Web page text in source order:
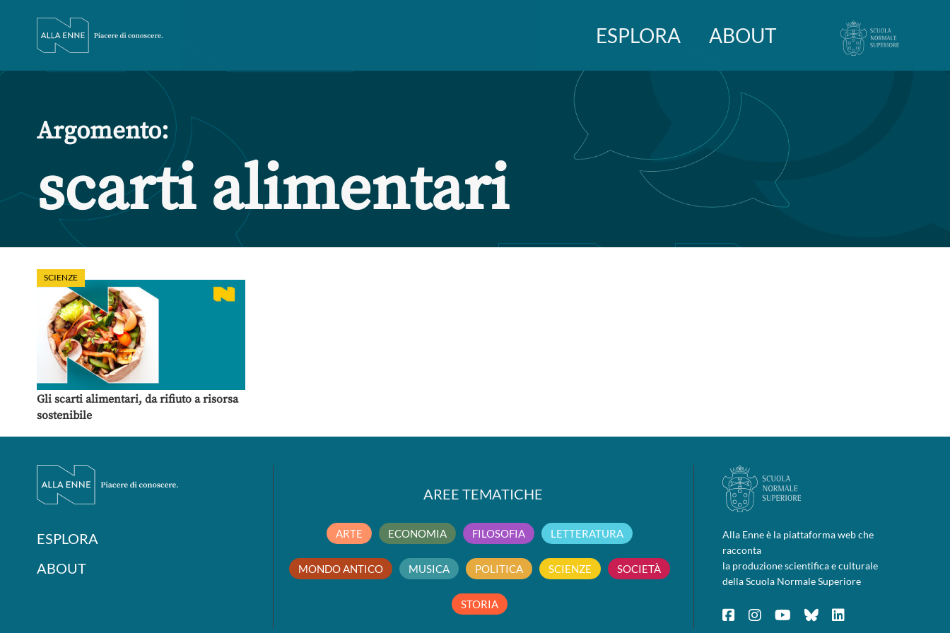
ESPLORA ABOUT
Argomento:
scarti alimentari
SCIENZE
Gli scarti alimentari, da rifiuto a risorsa
sostenibile
ESPLORA
ABOUT
AREE TEMATICHE
ARTE ECONOMIA FILOSOFIA LETTERATURA
MONDO ANTICO MUSICA POLITICA SCIENZE SOCIETÀ
STORIA
Alla Enne è la piattaforma web che
racconta
la produzione scientifica e culturale
della Scuola Normale Superiore